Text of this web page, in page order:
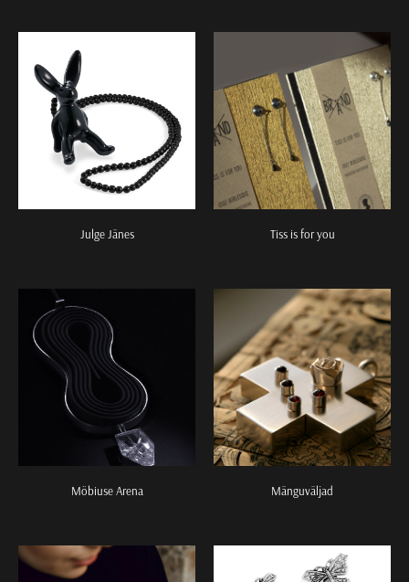
Julge Jänes Tiss is for you
Möbiuse Arena Mänguväljad